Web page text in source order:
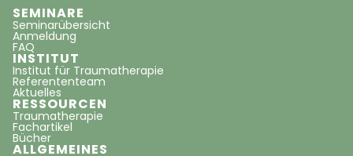
SEMINARE
Seminarübersicht
Anmeldung
FAQ
INSTITUT
Institut für Traumatherapie
Referententeam
Aktuelles
RESSOURCEN
Traumatherapie
Fachartikel
Bücher
ALLGEMEINES